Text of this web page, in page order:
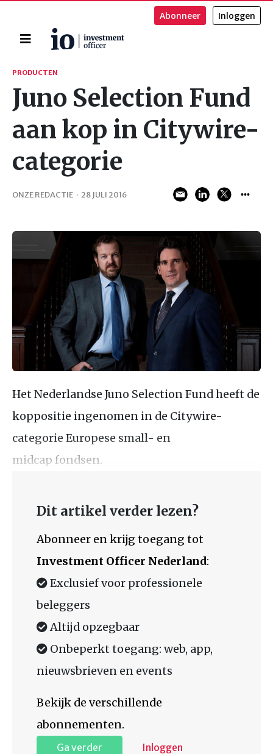
Home
Abonneer Inloggen
Zoeken
PRODUCTEN
Juno Selection Fund
aan kop in Citywire-
categorie
ONZE REDACTIE · 28 JULI 2016
Het Nederlandse Juno Selection Fund heeft de
koppositie ingenomen in de Citywire-
categorie Europese small- en
midcap fondsen.
Dit artikel verder lezen?
Abonneer en krijg toegang tot
Investment Officer Nederland:
Exclusief voor professionele
beleggers
Altijd opzegbaar
Onbeperkt toegang: web, app,
nieuwsbrieven en events
Bekijk de verschillende
abonnementen.
Ga verder Inloggen